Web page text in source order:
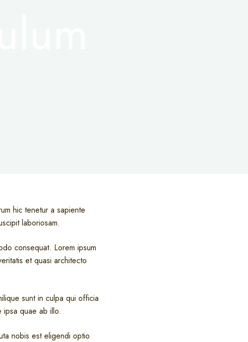
hic tenetur a sapiente
laboriosam.
consequat. Lorem ipsum
et quasi architecto
sunt in culpa qui officia
ipsa quae ab illo.
nobis est eligendi optio